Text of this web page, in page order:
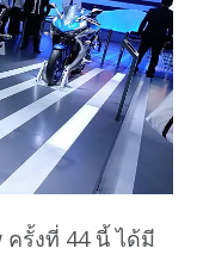
ครั้งที่ 44 นี้ ได้มี